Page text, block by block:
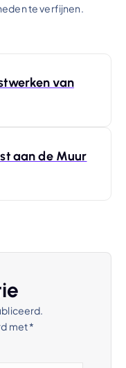
te verfijnen.
van
aan de Muur
met*